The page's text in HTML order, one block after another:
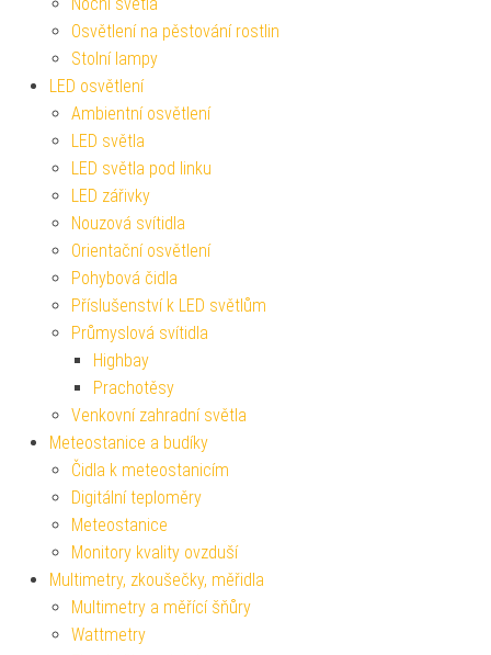
Osvětlení na pěstování rostlin
Stolní lampy
LED osvětlení
Ambientní osvětlení
LED světla
LED světla pod linku
LED zářivky
Nouzová svítidla
Orientační osvětlení
Pohybová čidla
Příslušenství k LED světlům
Průmyslová svítidla
Highbay
Prachotěsy
Venkovní zahradní světla
Meteostanice a budíky
Čidla k meteostanicím
Digitální teploměry
Meteostanice
Monitory kvality ovzduší
Multimetry, zkoušečky, měřidla
Multimetry a měřící šňůry
Wattmetry